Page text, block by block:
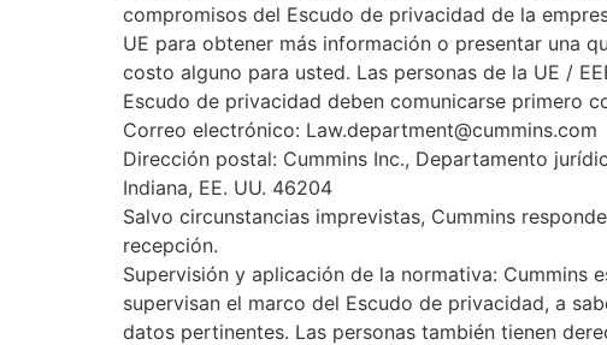
compromisos del Escudo de privacidad de la
UE para obtener más información o presentar una
costo alguno para usted. Las personas de la UE /
Escudo de privacidad deben comunicarse primero
Correo electrónico: Law.department@cummins.com
Dirección postal: Cummins Inc., Departamento
Indiana, EE. UU. 46204
Salvo circunstancias imprevistas, Cummins
recepción.
Supervisión y aplicación de la normativa: Cummins
supervisan el marco del Escudo de privacidad, a
datos pertinentes. Las personas también tienen